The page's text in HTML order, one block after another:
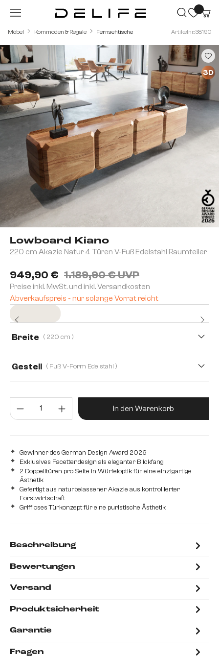
Zum Hauptinhalt springen
Möbel Kommoden & Regale Fernsehtische Artikelnr.: 38190
Lowboard Kiano
220 cm Akazie Natur 4 Türen V-Fuß Edelstahl Raumteiler
949,90 € 1.189,90 € UVP
Preise inkl. MwSt. und inkl. Versandkosten
Abverkaufspreis - nur solange Vorrat reicht
Breite ( 220 cm )
Gestell ( Fuß V-Form Edelstahl )
Produkt Anzahl: Gib den
In den Warenkorb
Gewinner des German Design Award 2026
Exklusives Facettendesign als eleganter Blickfang
2 Doppelltüren pro Seite in Würfeloptik für eine einzigartige
Ästhetik
Gefertigt aus naturbelassener Akazie aus kontrollierter
Forstwirtschaft
Griffloses Türkonzept für eine puristische Ästhetik
Bildergalerie überspringen
3D
Beschreibung
Bewertungen
Versand
Produktsicherheit
Garantie
Fragen